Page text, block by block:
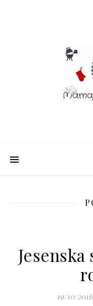
19/10/2016